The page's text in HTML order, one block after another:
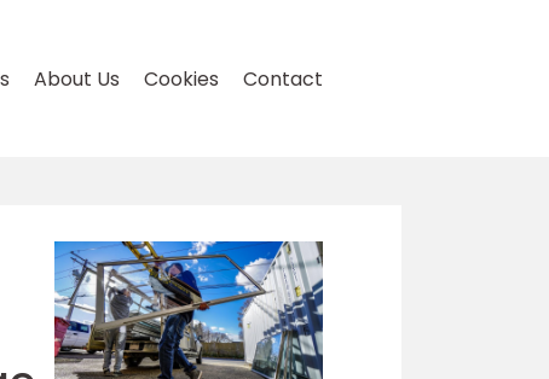
About Us Cookies Contact